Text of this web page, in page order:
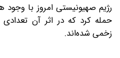
رژیم صهیونیستی امروز با
حمله کرد که در اثر آن تعدادی
زخمی شده‌اند.